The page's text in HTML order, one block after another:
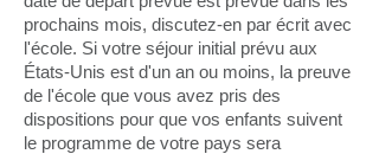
prochains mois, discutez-en par écrit avec
l'école. Si votre séjour initial prévu aux
États-Unis est d'un an ou moins, la preuve
de l'école que vous avez pris des
dispositions pour que vos enfants suivent
le programme de votre pays sera